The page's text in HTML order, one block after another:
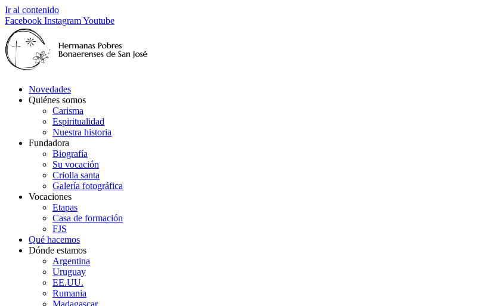
Ir al contenido
Facebook InstagramYoutube
Novedades
Quiénes somos
Carisma
Espiritualidad
Nuestra historia
Fundadora
Biografía
Su vocación
Criolla santa
Galería fotográfica
Vocaciones
Etapas
Casa de formación
FJS
Qué hacemos
Dónde estamos
Argentina
Uruguay
EE.UU.
Rumania
Madagascar